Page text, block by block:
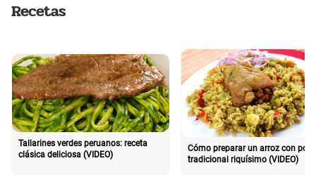
Recetas
Tallarines verdes peruanos: receta
clásica deliciosa (VIDEO)
Cómo preparar un arroz con pollo
tradicional riquísimo (VIDEO)